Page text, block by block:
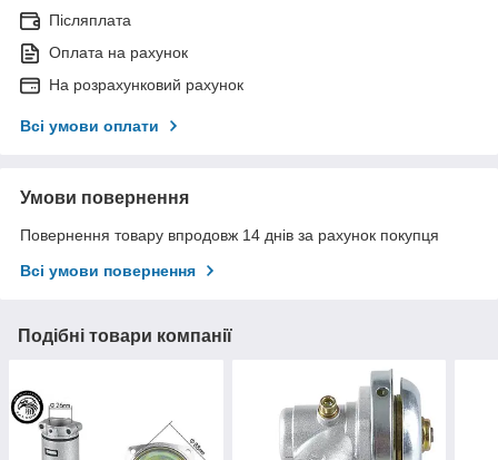
Післяплата
Оплата на рахунок
На розрахунковий рахунок
Всі умови оплати
Умови повернення
Повернення товару впродовж 14 днів за рахунок покупця
Всі умови повернення
Подібні товари компанії